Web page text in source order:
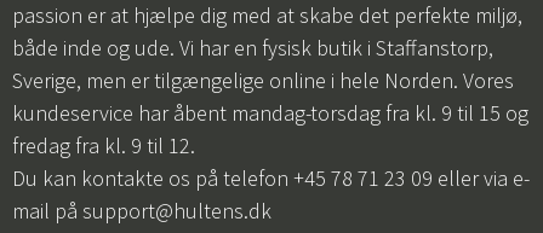
passion er at hjælpe dig med at skabe det perfekte miljø,
både inde og ude. Vi har en fysisk butik i Staffanstorp,
Sverige, men er tilgængelige online i hele Norden. Vores
kundeservice har åbent mandag-torsdag fra kl. 9 til 15 og
fredag fra kl. 9 til 12.
Du kan kontakte os på telefon +45 78 71 23 09 eller via e-
mail på support@hultens.dk